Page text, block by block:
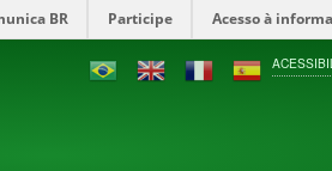
BR Participe Acesso à